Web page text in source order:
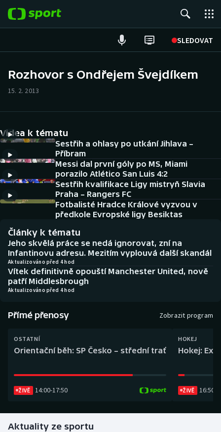
SLEDOVAT
Hokej
Tenis
Atletika
Cyklistika
DALŠÍ SPORTY
Americký fotbal
Baseball a softbal
Basketbal
Biatlon
Curling
Florbal
NEPŘEHLÉDNĚTE
Soutěže
Historické návraty
Aplikace ČT sport
Rozhovor s Ondřejem Švejdíkem
15. 2. 2013
Videa k tématu
Sestřih a ohlasy po utkání Jihlava –
Příbram
Messi dal první góly po MS, Miami
porazilo Atlético San Luis 4:2
Sestřih kvalifikace Ligy mistryň Slavia
Praha – Rangers FC
Fotbalisté Hradce Králové vyzvou v
předkole Evropské ligy Besiktas
Články k tématu
Jeho skvělá práce se nedá ignorovat, zní na
Infantinovu adresu. Mezitím vyplouvá další skandál
Aktualizováno před 4 hod
Vítek definitivně opouští Manchester United, nově
patří Middlesbrough
Aktualizováno před 4 hod
Přímé přenosy Zobrazit program
OSTATNÍ
Orientační běh: SP Česko – střední trať
ŽIVĚ 14:00-17:50
HOKEJ
Hokej:
ŽIVĚ 16:50
Aktuality ze sportu